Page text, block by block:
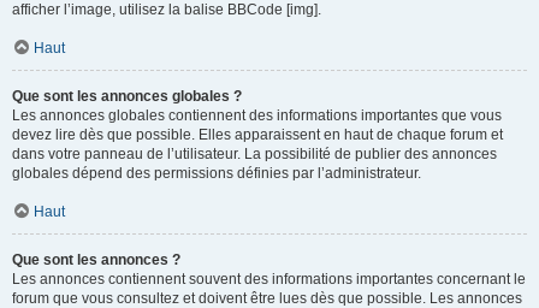
afficher l’image, utilisez la balise BBCode [img].
Haut
Que sont les annonces globales ?
Les annonces globales contiennent des informations importantes que vous
devez lire dès que possible. Elles apparaissent en haut de chaque forum et
dans votre panneau de l’utilisateur. La possibilité de publier des annonces
globales dépend des permissions définies par l’administrateur.
Haut
Que sont les annonces ?
Les annonces contiennent souvent des informations importantes concernant le
forum que vous consultez et doivent être lues dès que possible. Les annonces